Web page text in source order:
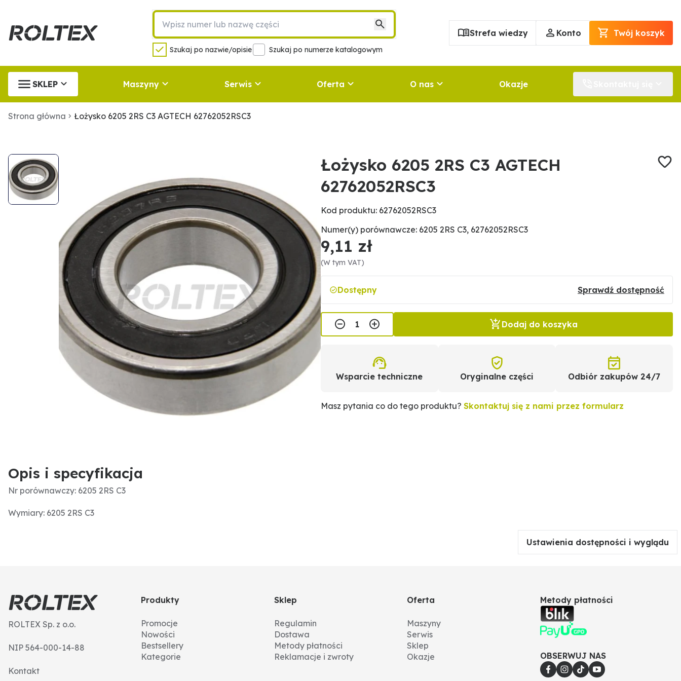
Szukaj po nazwie/opisie Szukaj po numerze katalogowym
Strefa wiedzy Konto Twój koszyk
SKLEP Maszyny Serwis Oferta O nas Okazje
Strona główna Łożysko 6205 2RS C3 AGTECH 62762052RSC3
Łożysko 6205 2RS C3 AGTECH
62762052RSC3
Kod produktu: 62762052RSC3
Numer(y) porównawcze: 6205 2RS C3, 62762052RSC3
9,11 zł
(W tym VAT)
Dostępny Sprawdź dostępność
Dodaj do koszyka
Wsparcie techniczne Oryginalne części Odbiór zakupów 24/7
Masz pytania co do tego produktu?Skontaktuj się z nami przez formularz
Opis i specyfikacja
Nr porównawczy: 6205 2RS C3
Wymiary: 6205 2RS C3
Ustawienia dostępności i wyglądu
ROLTEX Sp. z o.o.
NIP 564-000-14-88
Kontakt
Produkty
Promocje
Nowości
Bestsellery
Kategorie
Sklep
Regulamin
Dostawa
Metody płatności
Reklamacje i zwroty
Oferta
Maszyny
Serwis
Sklep
Okazje
Metody płatności
OBSERWUJ NAS